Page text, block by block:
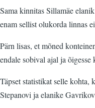
Sama kinnitas Sillamäe
enam sellist olukorda linnas
Pärn lisas, et mõned
endale sobival ajal ja õigesse
Täpset statistikat selle
Stepanovi ja elanike